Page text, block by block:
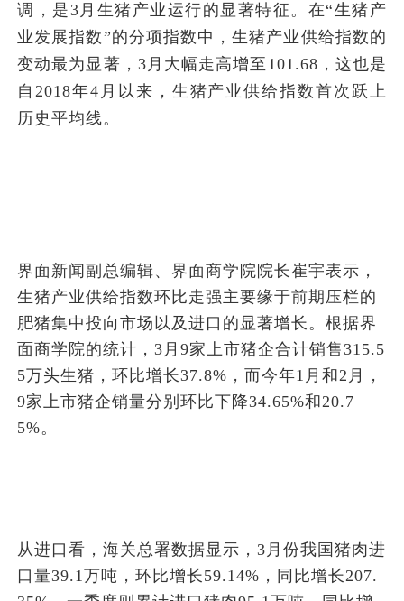
调，是3月生猪产业运行的显著特征。在“生猪产
业发展指数”的分项指数中，生猪产业供给指数的
变动最为显著，3月大幅走高增至101.68，这也是
自2018年4月以来，生猪产业供给指数首次跃上
历史平均线。
界面新闻副总编辑、界面商学院院长崔宇表示，
生猪产业供给指数环比走强主要缘于前期压栏的
肥猪集中投向市场以及进口的显著增长。根据界
面商学院的统计，3月9家上市猪企合计销售315.5
5万头生猪，环比增长37.8%，而今年1月和2月，
9家上市猪企销量分别环比下降34.65%和20.7
5%。
从进口看，海关总署数据显示，3月份我国猪肉进
口量39.1万吨，环比增长59.14%，同比增长207.